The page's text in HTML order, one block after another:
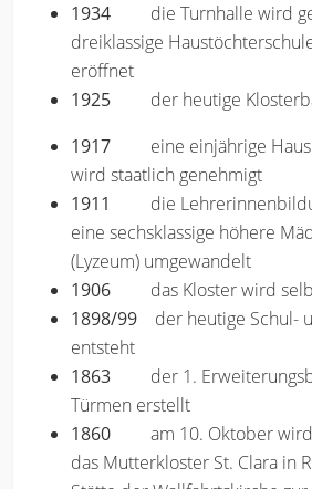
1934 die Turnhalle wird
dreiklassige
eröffnet
1925 der heutige
1917 eine einjährige
wird staatlich genehmigt
1911 die
eine sechsklassige höhere
(Lyzeum) umgewandelt
1906 das Kloster wird
1898/99 der heutige Schul-
entsteht
1863 der 1.
Türmen erstellt
1860
am 10. Oktober
das Mutterkloster St. Clara in